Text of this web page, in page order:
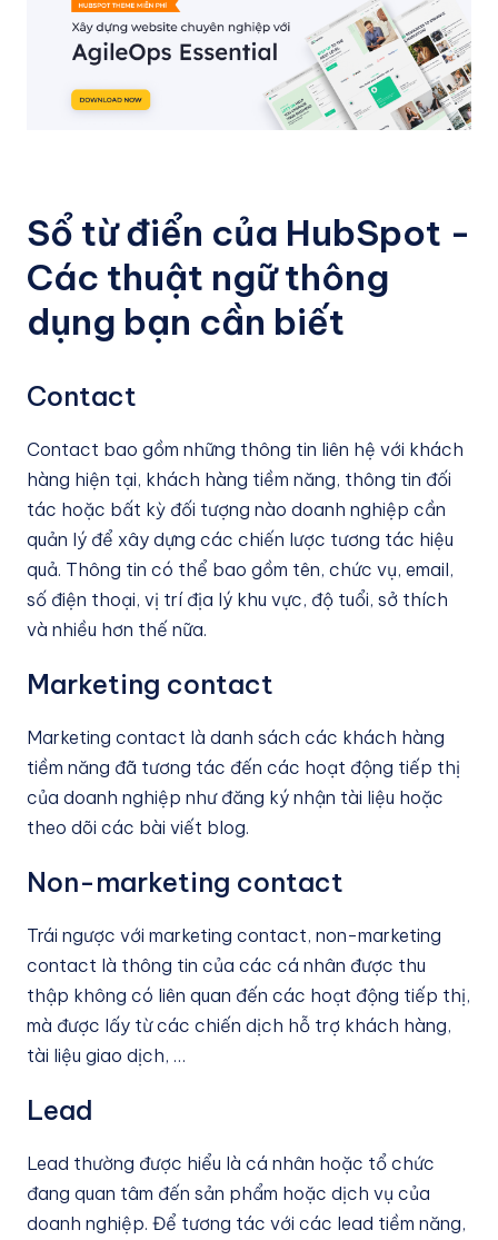
Sổ từ điển của HubSpot -
Các thuật ngữ thông
dụng bạn cần biết
Contact
Contact bao gồm những thông tin liên hệ với khách
hàng hiện tại, khách hàng tiềm năng, thông tin đối
tác hoặc bất kỳ đối tượng nào doanh nghiệp cần
quản lý để xây dựng các chiến lược tương tác hiệu
quả. Thông tin có thể bao gồm tên, chức vụ, email,
số điện thoại, vị trí địa lý khu vực, độ tuổi, sở thích
và nhiều hơn thế nữa.
Marketing contact
Marketing contact là danh sách các khách hàng
tiềm năng đã tương tác đến các hoạt động tiếp thị
của doanh nghiệp như đăng ký nhận tài liệu hoặc
theo dõi các bài viết blog.
Non-marketing contact
Trái ngược với marketing contact, non-marketing
contact là thông tin của các cá nhân được thu
thập không có liên quan đến các hoạt động tiếp thị,
mà được lấy từ các chiến dịch hỗ trợ khách hàng,
tài liệu giao dịch, …
Lead
Lead thường được hiểu là cá nhân hoặc tổ chức
đang quan tâm đến sản phẩm hoặc dịch vụ của
doanh nghiệp. Để tương tác với các lead tiềm năng,